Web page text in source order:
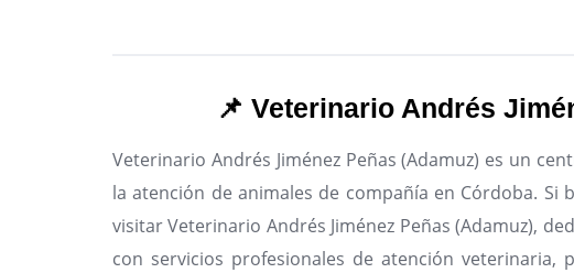
📌 Veterinario Andrés
Veterinario Andrés Jiménez Peñas (Adamuz) es un
la atención de animales de compañía en Córdoba. Si
visitar Veterinario Andrés Jiménez Peñas (Adamuz),
con servicios profesionales de atención veterinaria,